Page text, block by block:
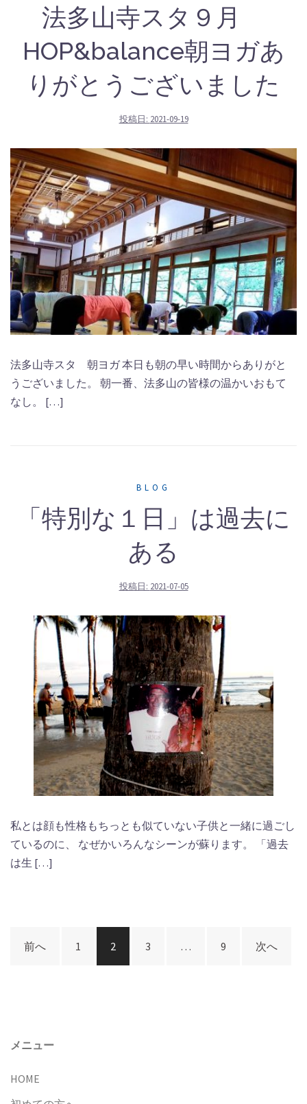
法多山寺スタ９月
HOP&balance朝ヨガあ
りがとうございました
投稿日: 2021-09-19
法多山寺スタ 朝ヨガ 本日も朝の早い時間からありがと
うございました。 朝一番、法多山の皆様の温かいおもて
なし。 […]
BLOG
「特別な１日」は過去に
ある
投稿日: 2021-07-05
私とは顔も性格もちっとも似ていない子供と一緒に過ごし
ているのに、 なぜかいろんなシーンが蘇ります。 「過去
は生 […]
投
ー
ョ
前へ 1 2 3 … 9 次へ
メニュー
HOME